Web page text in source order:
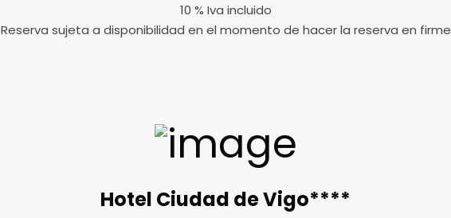
10 % Iva incluido
Reserva sujeta a disponibilidad en el momento de hacer la reserva en firme
Hotel Ciudad de Vigo****